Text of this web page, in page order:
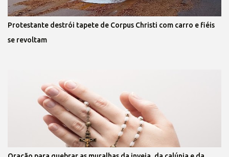
Protestante destrói tapete de Corpus Christi com carro e fiéis
se revoltam